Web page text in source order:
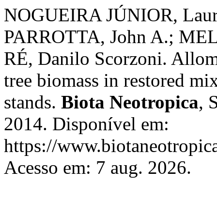
NOGUEIRA JÚNIOR,
PARROTTA, John A.;
RÉ, Danilo Scorzoni.
tree biomass in restored
stands. Biota Neotropica,
2014. Disponível em:
https://
Acesso em: 7 aug. 2026.